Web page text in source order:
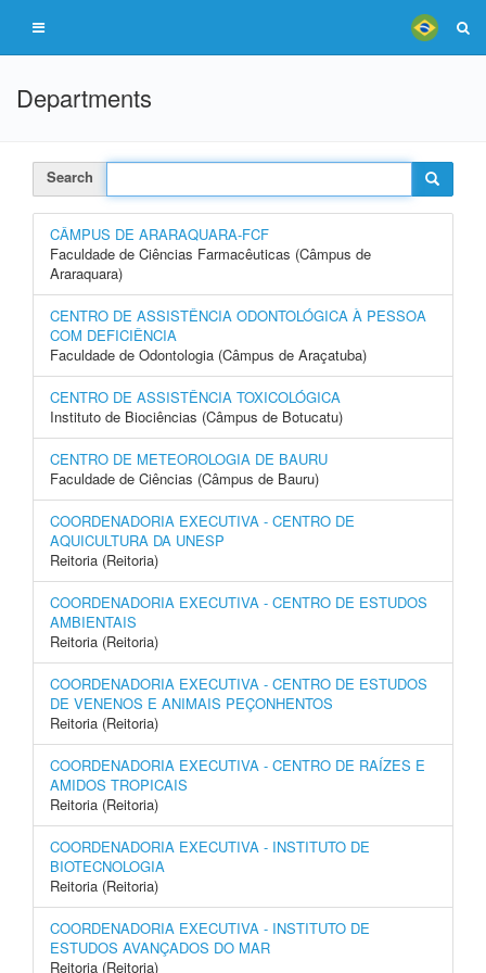
Departments
Search
CÂMPUS DE ARARAQUARA-FCF
Faculdade de Ciências Farmacêuticas (Câmpus de
Araraquara)
CENTRO DE ASSISTÊNCIA ODONTOLÓGICA À PESSOA
COM DEFICIÊNCIA
Faculdade de Odontologia (Câmpus de Araçatuba)
CENTRO DE ASSISTÊNCIA TOXICOLÓGICA
Instituto de Biociências (Câmpus de Botucatu)
CENTRO DE METEOROLOGIA DE BAURU
Faculdade de Ciências (Câmpus de Bauru)
COORDENADORIA EXECUTIVA - CENTRO DE
AQUICULTURA DA UNESP
Reitoria (Reitoria)
COORDENADORIA EXECUTIVA - CENTRO DE ESTUDOS
AMBIENTAIS
Reitoria (Reitoria)
COORDENADORIA EXECUTIVA - CENTRO DE ESTUDOS
DE VENENOS E ANIMAIS PEÇONHENTOS
Reitoria (Reitoria)
COORDENADORIA EXECUTIVA - CENTRO DE RAÍZES E
AMIDOS TROPICAIS
Reitoria (Reitoria)
COORDENADORIA EXECUTIVA - INSTITUTO DE
BIOTECNOLOGIA
Reitoria (Reitoria)
COORDENADORIA EXECUTIVA - INSTITUTO DE
ESTUDOS AVANÇADOS DO MAR
Reitoria (Reitoria)